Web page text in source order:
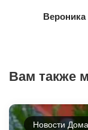
Вам также
Новости